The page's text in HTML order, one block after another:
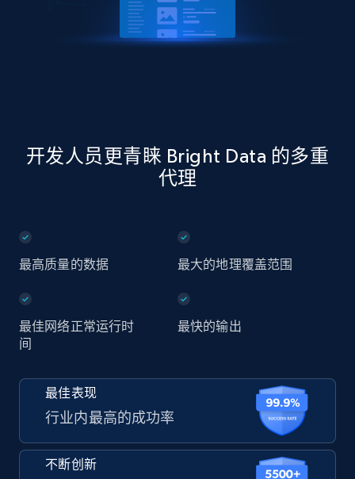
开发人员更青睐 Bright Data 的多重
代理
最高质量的数据 最大的地理覆盖范围
最佳网络正常运行时
间
最快的输出
最佳表现
行业内最高的成功率
不断创新